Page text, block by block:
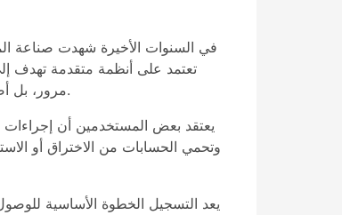
في السنوات الأخيرة شهدت صناعة
تعتمد على أنظمة متقدمة تهدف
مرور، بل أصبح عملية متكاملة تشمل التحقق من البيانات الشخصية ومراجعة الهوية وأحيانًا التأكد من مصدر الأموال المستخدمة في الحساب.
يعتقد بعض المستخدمين أن إجراءات
وتحمي الحسابات من الاختراق أو
يعد التسجيل الخطوة الأساسية